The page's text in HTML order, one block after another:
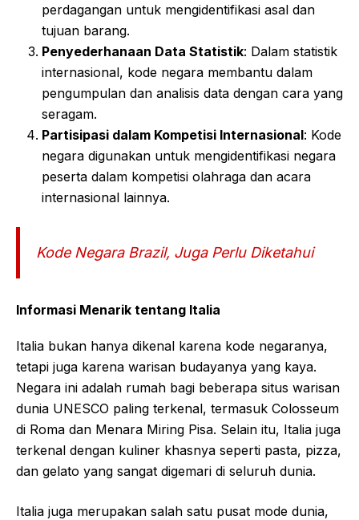
perdagangan untuk mengidentifikasi asal dan
tujuan barang.
Penyederhanaan Data Statistik: Dalam statistik
internasional, kode negara membantu dalam
pengumpulan dan analisis data dengan cara yang
seragam.
Partisipasi dalam Kompetisi Internasional: Kode
negara digunakan untuk mengidentifikasi negara
peserta dalam kompetisi olahraga dan acara
internasional lainnya.
Kode Negara Brazil, Juga Perlu Diketahui
Informasi Menarik tentang Italia
Italia bukan hanya dikenal karena kode negaranya,
tetapi juga karena warisan budayanya yang kaya.
Negara ini adalah rumah bagi beberapa situs warisan
dunia UNESCO paling terkenal, termasuk Colosseum
di Roma dan Menara Miring Pisa. Selain itu, Italia juga
terkenal dengan kuliner khasnya seperti pasta, pizza,
dan gelato yang sangat digemari di seluruh dunia.
Italia juga merupakan salah satu pusat mode dunia,